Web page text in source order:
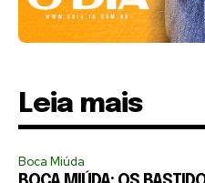
Leia mais
Boca Miúda